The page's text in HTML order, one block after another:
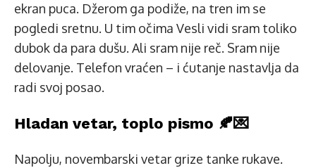
ekran puca. Džerom ga podiže, na tren im se
pogledi sretnu. U tim očima Vesli vidi sram toliko
dubok da para dušu. Ali sram nije reč. Sram nije
delovanje. Telefon vraćen – i ćutanje nastavlja da
radi svoj posao.
Hladan vetar, toplo pismo 🍂💌
Napolju, novembarski vetar grize tanke rukave.